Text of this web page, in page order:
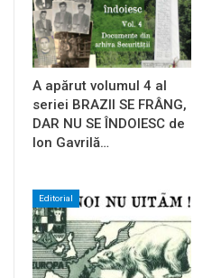
A apărut volumul 4 al
seriei BRAZII SE FRÂNG,
DAR NU SE ÎNDOIESC de
Ion Gavrilă…
Editorial